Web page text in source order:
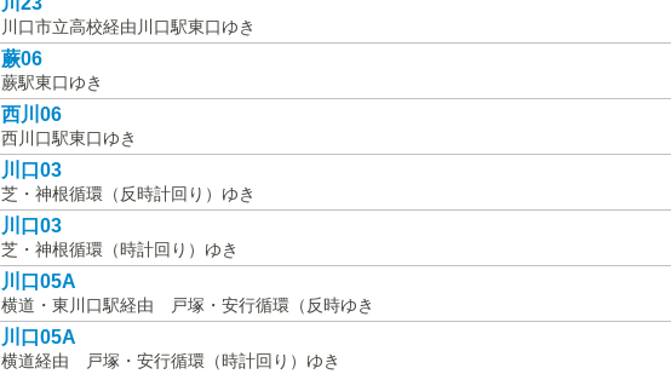
川口市立高校経由川口駅東口ゆき
蕨06
蕨駅東口ゆき
西川06
西川口駅東口ゆき
川口03
芝・神根循環（反時計回り）ゆき
川口03
芝・神根循環（時計回り）ゆき
川口05A
横道・東川口駅経由 戸塚・安行循環（反時ゆき
川口05A
横道経由 戸塚・安行循環（時計回り）ゆき